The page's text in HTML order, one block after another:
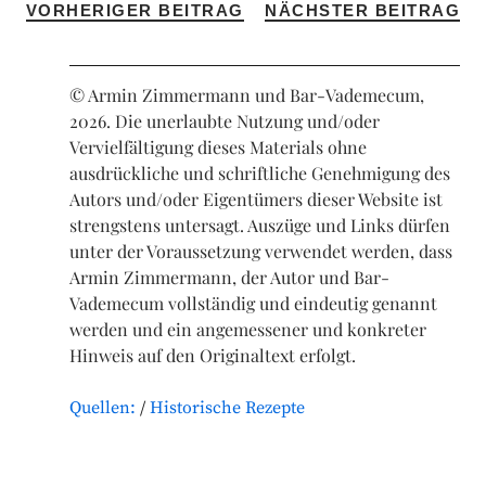
VORHERIGER BEITRAG NÄCHSTER BEITRAG
© Armin Zimmermann und Bar-Vademecum,
2026. Die unerlaubte Nutzung und/oder
Vervielfältigung dieses Materials ohne
ausdrückliche und schriftliche Genehmigung des
Autors und/oder Eigentümers dieser Website ist
strengstens untersagt. Auszüge und Links dürfen
unter der Voraussetzung verwendet werden, dass
Armin Zimmermann, der Autor und Bar-
Vademecum vollständig und eindeutig genannt
werden und ein angemessener und konkreter
Hinweis auf den Originaltext erfolgt.
Quellen: Historische Rezepte